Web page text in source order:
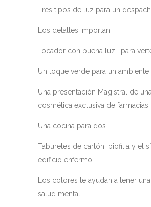
Tres tipos de luz para un
Los detalles importan
Tocador con buena luz… para
Un toque verde para un ambiente
Una presentación Magistral de
cosmética exclusiva de farmacias
Una cocina para dos
Taburetes de cartón, biofilia y el
edificio enfermo
Los colores te ayudan a tener
salud mental